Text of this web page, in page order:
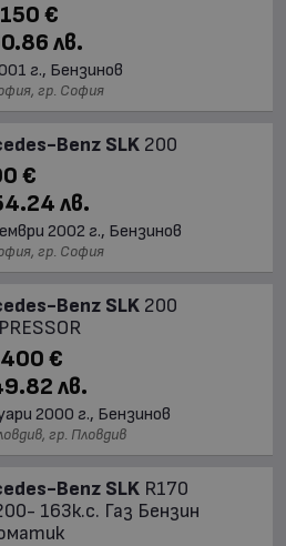
€
лв.
г., Бензинов
гр. София
Benz SLK 200
€
лв.
2002 г., Бензинов
гр. София
Benz SLK 200
€
лв.
2000 г., Бензинов
гр. Пловдив
Benz SLK R170
163к.с. Газ Бензин